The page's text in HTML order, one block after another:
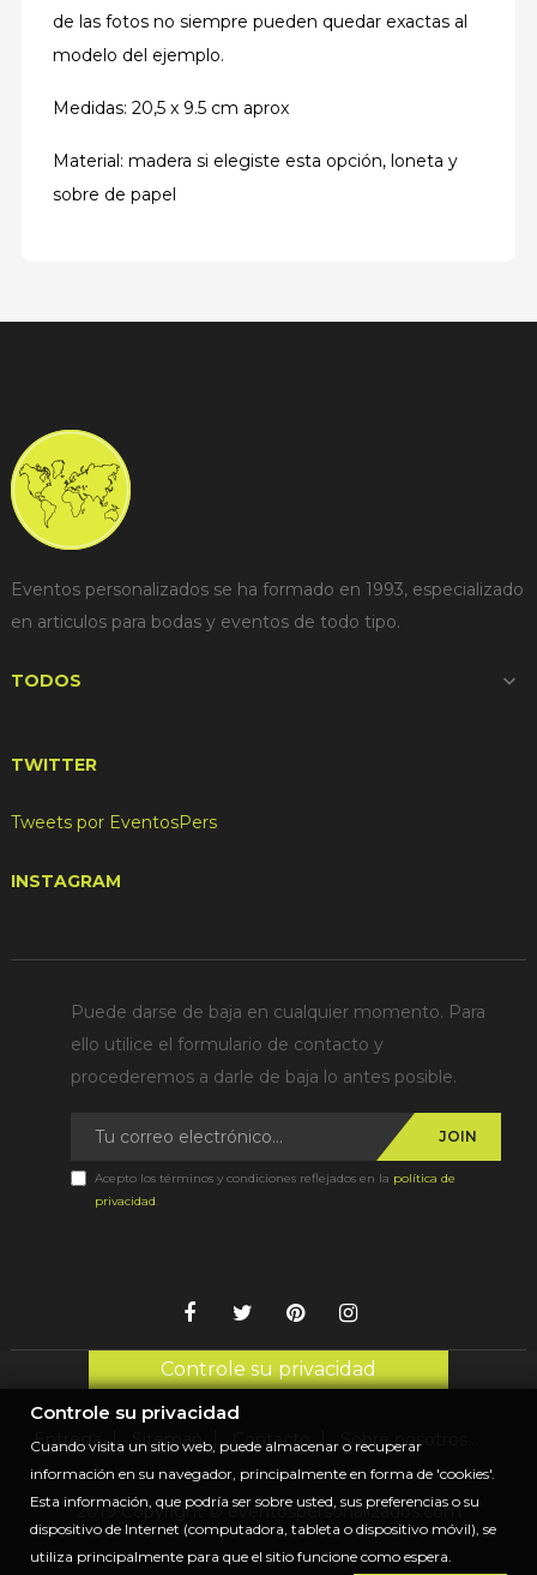
de las fotos no siempre pueden quedar exactas al
modelo del ejemplo.
Medidas: 20,5 x 9.5 cm aprox
Material: madera si elegiste esta opción, loneta y
sobre de papel
Eventos personalizados se ha formado en 1993, especializado
en articulos para bodas y eventos de todo tipo.
TODOS 
TWITTER
Tweets por EventosPers
INSTAGRAM
Puede darse de baja en cualquier momento. Para
ello utilice el formulario de contacto y
procederemos a darle de baja lo antes posible.
JOIN
Acepto los términos y condiciones reflejados en la política de
privacidad.
Controle su privacidad
Entrega Sitemap Contacto Sobre nosotros...
2019 Copyright © eventospersonalizados.com
Controle su privacidad
Cuando visita un sitio web, puede almacenar o recuperar
información en su navegador, principalmente en forma de 'cookies'.
Esta información, que podría ser sobre usted, sus preferencias o su
dispositivo de Internet (computadora, tableta o dispositivo móvil), se
utiliza principalmente para que el sitio funcione como espera.